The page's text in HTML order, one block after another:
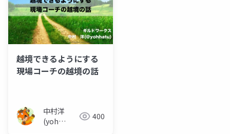
越境できるようにする
現場コーチの越境の話
中村洋
(yoh
400